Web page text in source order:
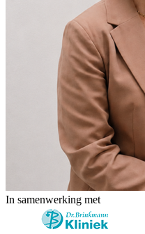
In samenwerking met